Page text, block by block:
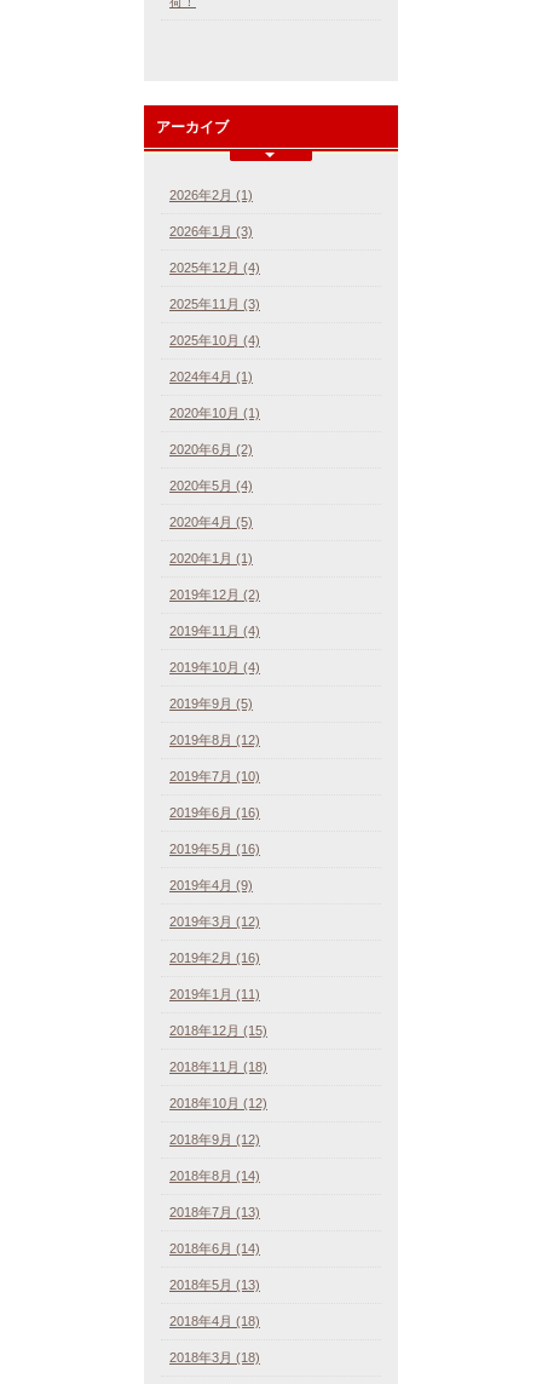
アーカイブ
2026年2月 (1)
2026年1月 (3)
2025年12月 (4)
2025年11月 (3)
2025年10月 (4)
2024年4月 (1)
2020年10月 (1)
2020年6月 (2)
2020年5月 (4)
2020年4月 (5)
2020年1月 (1)
2019年12月 (2)
2019年11月 (4)
2019年10月 (4)
2019年9月 (5)
2019年8月 (12)
2019年7月 (10)
2019年6月 (16)
2019年5月 (16)
2019年4月 (9)
2019年3月 (12)
2019年2月 (16)
2019年1月 (11)
2018年12月 (15)
2018年11月 (18)
2018年10月 (12)
2018年9月 (12)
2018年8月 (14)
2018年7月 (13)
2018年6月 (14)
2018年5月 (13)
2018年4月 (18)
2018年3月 (18)